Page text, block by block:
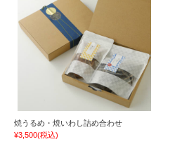
焼うるめ・焼いわし詰め合わせ
¥3,500(税込)